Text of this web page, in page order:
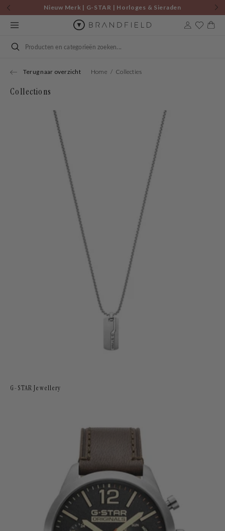
Skip to
content
Nieuw Merk | G-STAR | Horloges & Sieraden
9to5 Edit | Shop nu voor €75 en ontvang een gratis tas! Cart
Search
Terug naar overzicht Home Collecties
Collections
G-STAR Jewellery